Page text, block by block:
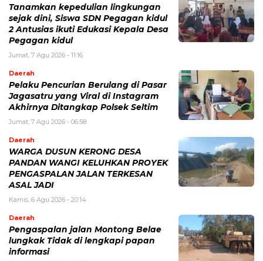
Tanamkan kepedulian lingkungan
sejak dini, Siswa SDN Pegagan kidul
2 Antusias ikuti Edukasi Kepala Desa
Pegagan kidul
Jumat, 7 Agu 2026 - 11:16
Daerah
Pelaku Pencurian Berulang di Pasar
Jagasatru yang Viral di Instagram
Akhirnya Ditangkap Polsek Seltim
Jumat, 7 Agu 2026 - 06:58
Daerah
WARGA DUSUN KERONG DESA
PANDAN WANGI KELUHKAN PROYEK
PENGASPALAN JALAN TERKESAN
ASAL JADI
Kamis, 6 Agu 2026 - 20:14
Daerah
Pengaspalan jalan Montong Belae
lungkak Tidak di lengkapi papan
informasi